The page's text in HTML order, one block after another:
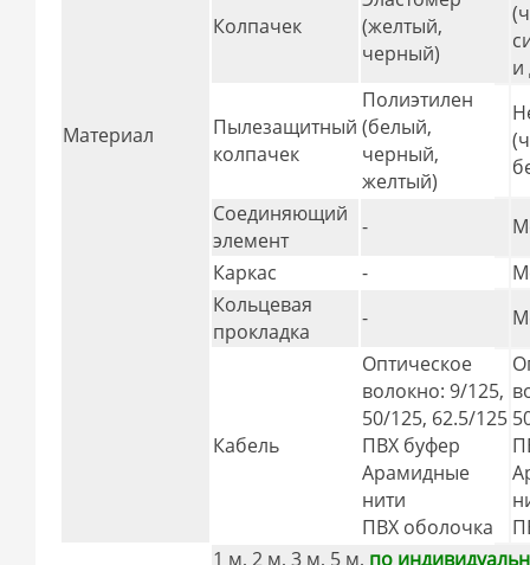
Материал
Колпачек
(желтый,
черный)
и
Пылезащитный
колпачек
Полиэтилен
(белый,
черный,
желтый)
Соединяющий
элемент
-
Каркас
-
Кольцевая
прокладка
-
Кабель
Оптическое
волокно: 9/125,
50/125, 62.5/125
ПВХ буфер
Арамидные
нити
ПВХ оболочка
1 м, 2 м, 3 м, 5 м, по